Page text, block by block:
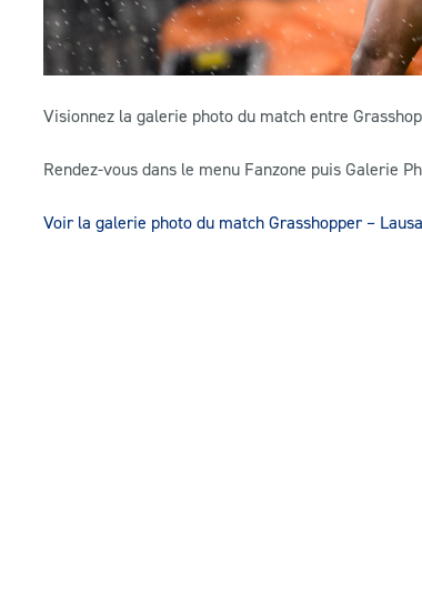
Visionnez la galerie photo du match entre
Rendez-vous dans le menu Fanzone puis Galerie
Voir la galerie photo du match Grasshopper –